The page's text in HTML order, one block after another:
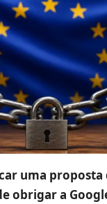
uma proposta
obrigar a